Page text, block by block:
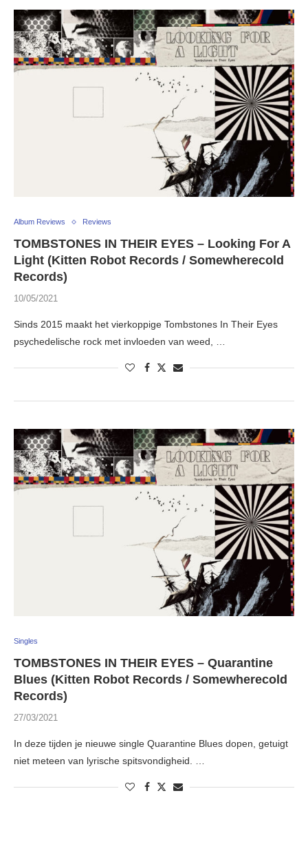
Album Reviews Reviews
TOMBSTONES IN THEIR EYES – Looking For A
Light (Kitten Robot Records / Somewherecold
Records)
10/05/2021
Sinds 2015 maakt het vierkoppige Tombstones In Their Eyes
psychedelische rock met invloeden van weed, …
Singles
TOMBSTONES IN THEIR EYES – Quarantine
Blues (Kitten Robot Records / Somewherecold
Records)
27/03/2021
In deze tijden je nieuwe single Quarantine Blues dopen, getuigt
niet meteen van lyrische spitsvondigheid. …